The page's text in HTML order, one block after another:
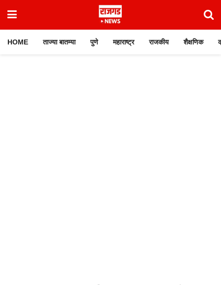
HOME ताज्या बातम्या पुणे महाराष्ट्र राजकीय शैक्षणिक